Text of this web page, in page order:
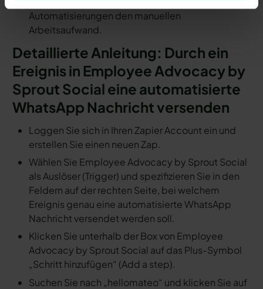
Automatisierungen den manuellen
Arbeitsaufwand.
Detaillierte Anleitung: Durch ein
Ereignis in Employee Advocacy by
Sprout Social eine automatisierte
WhatsApp Nachricht versenden
Loggen Sie sich in Ihren Zapier Account ein und
erstellen Sie einen neuen Zap.
Wählen Sie Employee Advocacy by Sprout Social
als Auslöser (Trigger) und spezifizieren Sie in den
Feldern auf der rechten Seite, bei welchem
Ereignis genau eine automatisierte WhatsApp
Nachricht versendet werden soll.
Klicken Sie unterhalb der Box von Employee
Advocacy by Sprout Social auf das Plus-Symbol
„Schritt hinzufügen“ (Add a step).
Suchen Sie nach „hellomateo“ und klicken Sie auf